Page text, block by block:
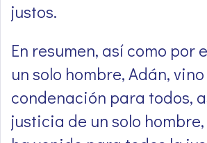
justos.
En resumen, así como por
un solo hombre, Adán,
condenación para todos,
justicia de un solo